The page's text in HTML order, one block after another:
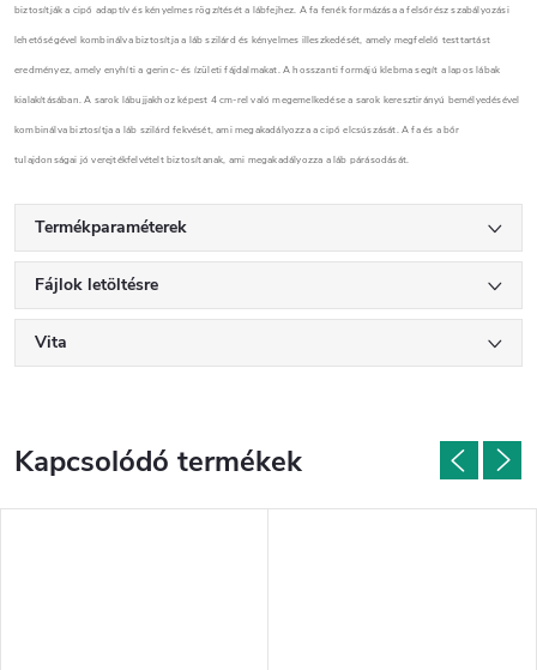
biztosítják a cipő adaptív és kényelmes rögzítését a lábfejhez. A fa fenék formázása a felsőrész szabályozási
lehetőségével kombinálva biztosítja a láb szilárd és kényelmes illeszkedését, amely megfelelő testtartást
eredményez, amely enyhíti a gerinc- és ízületi fájdalmakat. A hosszanti formájú klebma segít a lapos lábak
kialakításában. A sarok lábujjakhoz képest 4 cm-rel való megemelkedése a sarok keresztirányú bemélyedésével
kombinálva biztosítja a láb szilárd fekvését, ami megakadályozza a cipő elcsúszását. A fa és a bőr
tulajdonságai jó verejtékfelvételt biztosítanak, ami megakadályozza a láb párásodását.
Termékparaméterek
Fájlok letöltésre
Vita
Kapcsolódó termékek